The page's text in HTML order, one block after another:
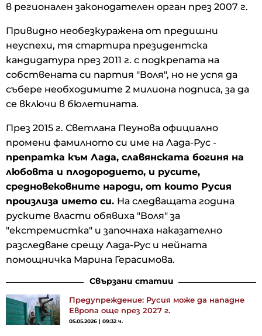
в регионален законодателен орган през 2007 г.
Привидно необезкуражена от предишни
неуспехи, тя стартира президентска
кандидатура през 2011 г. с подкрепата на
собствената си партия "Воля", но не успя да
събере необходимите 2 милиона подписа, за да
се включи в бюлетината.
През 2015 г. Светлана Пеунова официално
промени фамилното си име на Лада-Рус -
препратка към Лада, славянската богиня на
любовта и плодородието, и русите,
средновековните народи, от които Русия
произлиза името си. На следващата година
руските власти обявиха "Воля" за
"екстремистка" и започнаха наказателно
разследване срещу Лада-Рус и нейната
помощничка Марина Герасимова.
Свързани статии
Предупреждение: Русия може да нападне
Европа още през 2027 г.
05.05.2026 | 09:32 ч.